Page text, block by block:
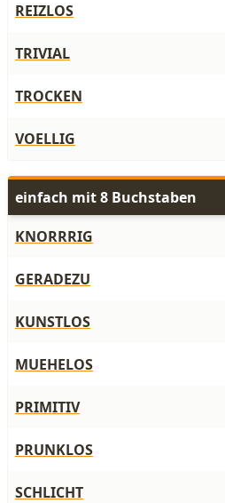
REIZLOS
TRIVIAL
TROCKEN
VOELLIG
einfach mit 8 Buchstaben
KNORRRIG
GERADEZU
KUNSTLOS
MUEHELOS
PRIMITIV
PRUNKLOS
SCHLICHT